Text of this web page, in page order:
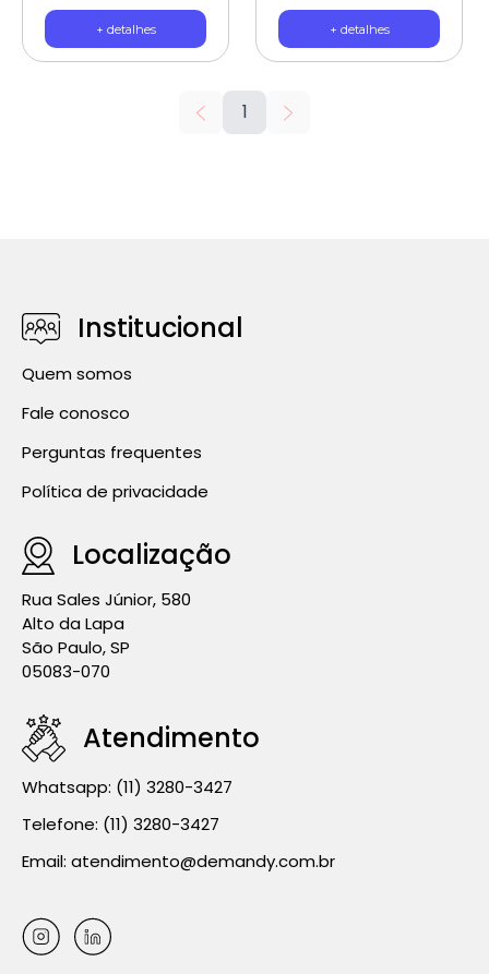
miolo 70 folhas
pautadas, com espira
wire-o, 1 Caneta
+ detalhes
plástica retrátil. 60
folhas, 70g gramatura
MATERIAL
+ detalhes
1
Institucional
Quem somos
Fale conosco
Perguntas frequentes
Política de privacidade
Localização
Rua Sales Júnior, 580
Alto da Lapa
São Paulo, SP
05083-070
Atendimento
Whatsapp: (11) 3280-3427
Telefone: (11) 3280-3427
Email: atendimento@demandy.com.br